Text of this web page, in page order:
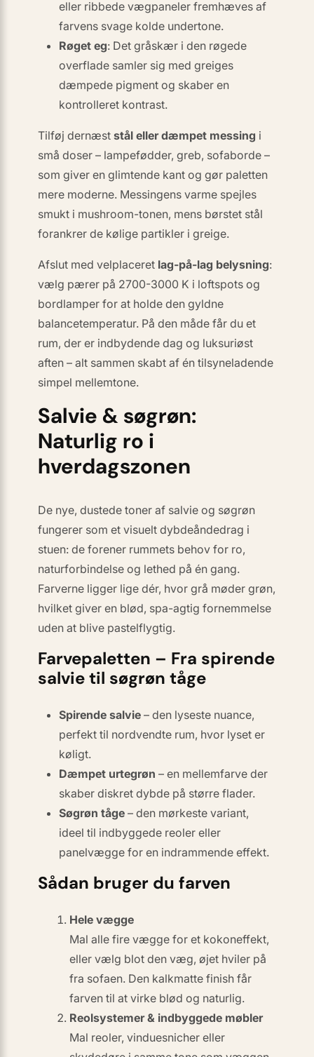
eller ribbede vægpaneler fremhæves af
farvens svage kolde undertone.
Røget eg: Det gråskær i den røgede
overflade samler sig med greiges
dæmpede pigment og skaber en
kontrolleret kontrast.
Tilføj dernæststål eller dæmpet messing i
små doser – lampefødder, greb, sofaborde –
som giver en glimtende kant og gør paletten
mere moderne. Messingens varme spejles
smukt i mushroom-tonen, mens børstet stål
forankrer de kølige partikler i greige.
Afslut med velplaceret lag-på-lag belysning:
vælg pærer på 2700-3000 K i loftspots og
bordlamper for at holde den gyldne
balancetemperatur. På den måde får du et
rum, der er indbydende dag og luksuriøst
aften – alt sammen skabt af én tilsyneladende
simpel mellemtone.
Salvie & søgrøn:
Naturlig ro i
hverdagszonen
De nye,dustede toner af salvie og søgrøn
fungerer som et visuelt dybdeåndedrag i
stuen: de forener rummets behov for ro,
naturforbindelse og lethed på én gang.
Farverne ligger lige dér, hvor grå møder grøn,
hvilket giver en blød, spa-agtig fornemmelse
uden at blive pastelflygtig.
Farvepaletten – Fra spirende
salvie til søgrøn tåge
Spirende salvie – den lyseste nuance,
perfekt til nordvendte rum, hvor lyset er
køligt.
Dæmpet urtegrøn – en mellemfarve der
skaber diskret dybde på større flader.
Søgrøn tåge – den mørkeste variant,
ideel til indbyggede reoler eller
panelvægge for en indrammende effekt.
Sådan bruger du farven
Hele vægge
Mal alle fire vægge for et kokoneffekt,
eller vælg blot den væg, øjet hviler på
fra sofaen. Den kalkmatte finish får
farven til at virke blød og naturlig.
Reolsystemer & indbyggede møbler
Mal reoler, vinduesnicher eller